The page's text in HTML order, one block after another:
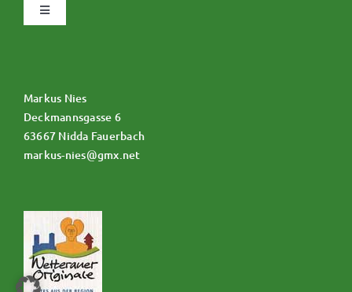
Navigation
Zahlungsweisen
Widerruf
Markus Nies
Deckmannsgasse 6
63667 Nidda Fauerbach
markus-nies@gmx.net